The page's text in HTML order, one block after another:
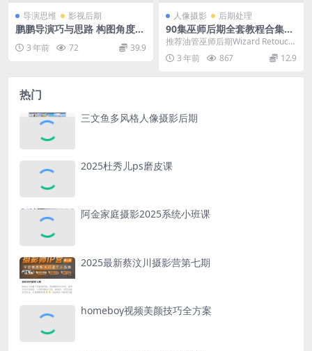
导演思维 影视后期
鹏鹏导演巧与思路 构图角度运
新上架_FCP鹏鹏导演
3 年前 72 39.9
人像摄影 后期处理
90集巫师后期全套教程合集下
载-包含风光-人像-基础-技巧-
推荐油管巫师后期Wizard Retouc
h，专门讲解关于摄影后期PS技术
和图像...
3 年前 867 12.9
热门
三文鱼多风格人像摄影后期
2025杜秀儿ps磨皮课
阿金家庭摄影2025系统小班课
2025最新蔡汶川摄影营第七期
homeboy视频美颜技巧全方案